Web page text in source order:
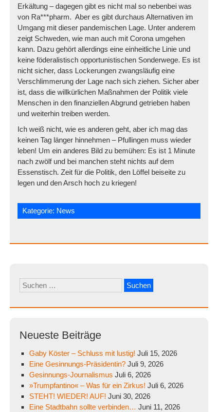
Erkältung – dagegen gibt es nicht mal so nebenbei was
von Ra***pharm. Aber es gibt durchaus Alternativen im
Umgang mit dieser pandemischen Lage. Unter anderem
zeigt Schweden, wie man auch mit Corona umgehen
kann. Dazu gehört allerdings eine einheitliche Linie und
keine föderalistisch opportunistischen Sonderwege. Es ist
nicht sicher, dass Lockerungen zwangsläufig eine
Verschlimmerung der Lage nach sich ziehen. Sicher aber
ist, dass die willkürlichen Maßnahmen der Politik viele
Menschen in den finanziellen Abgrund getrieben haben
und weiterhin treiben werden.
Ich weiß nicht, wie es anderen geht, aber ich mag das
keinen Tag länger hinnehmen – Pfullingen muss wieder
leben! Um ein anderes Bild zu bemühen: Es ist 1 Minute
nach zwölf und bei manchen steht nichts auf dem
Essenstisch. Zeit für die Politik, den Löffel beiseite zu
legen und den Arsch hoch zu kriegen!
Kategorie: News
Suchen
nach:
Neueste Beiträge
Gaby Köster – Schluss mit lustig! Juli 15, 2026
Eine Gesinnungs-Präsidentin? Juli 9, 2026
Gesinnungs-Journalismus Juli 6, 2026
»Trumpfantino« – Was für ein Zirkus! Juli 6, 2026
STEHT! WIEDER! AUF! Juni 30, 2026
Eine Stadtbahn sollte verbinden… Juni 11, 2026